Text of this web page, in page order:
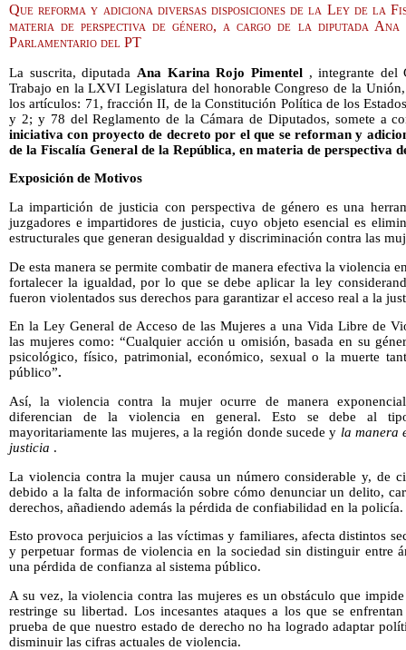
Que reforma y adiciona diversas disposiciones de la Ley de la
materia de perspectiva de género, a cargo de la diputada
Parlamentario del PT
La suscrita, diputada Ana Karina Rojo Pimentel, integrante del
Trabajo en la LXVI Legislatura del honorable Congreso de la
los artículos: 71, fracción II, de la Constitución Política de los
y 2; y 78 del Reglamento de la Cámara de Diputados, somete a
iniciativa con proyecto de decreto por el que se reforman y
de la Fiscalía General de la República, en materia de perspectiva
Exposición de Motivos
La impartición de justicia con perspectiva de género es una
juzgadores e impartidores de justicia, cuyo objeto esencial es
estructurales que generan desigualdad y discriminación contra las
De esta manera se permite combatir de manera efectiva la violencia
fortalecer la igualdad, por lo que se debe aplicar la ley
fueron violentados sus derechos para garantizar el acceso real a la
En la Ley General de Acceso de las Mujeres a una Vida Libre de
las mujeres como: “Cualquier acción u omisión, basada en su
psicológico, físico, patrimonial, económico, sexual o la muerte
público”.
Así, la violencia contra la mujer ocurre de manera
diferencian de la violencia en general. Esto se debe al
mayoritariamente las mujeres, a la región donde sucede y la manera
justicia .
La violencia contra la mujer causa un número considerable y, de
debido a la falta de información sobre cómo denunciar un delito,
derechos, añadiendo además la pérdida de confiabilidad en la policía.
Esto provoca perjuicios a las víctimas y familiares, afecta distintos
y perpetuar formas de violencia en la sociedad sin distinguir entre
una pérdida de confianza al sistema público.
A su vez, la violencia contra las mujeres es un obstáculo que
restringe su libertad. Los incesantes ataques a los que se
prueba de que nuestro estado de derecho no ha logrado adaptar
disminuir las cifras actuales de violencia.